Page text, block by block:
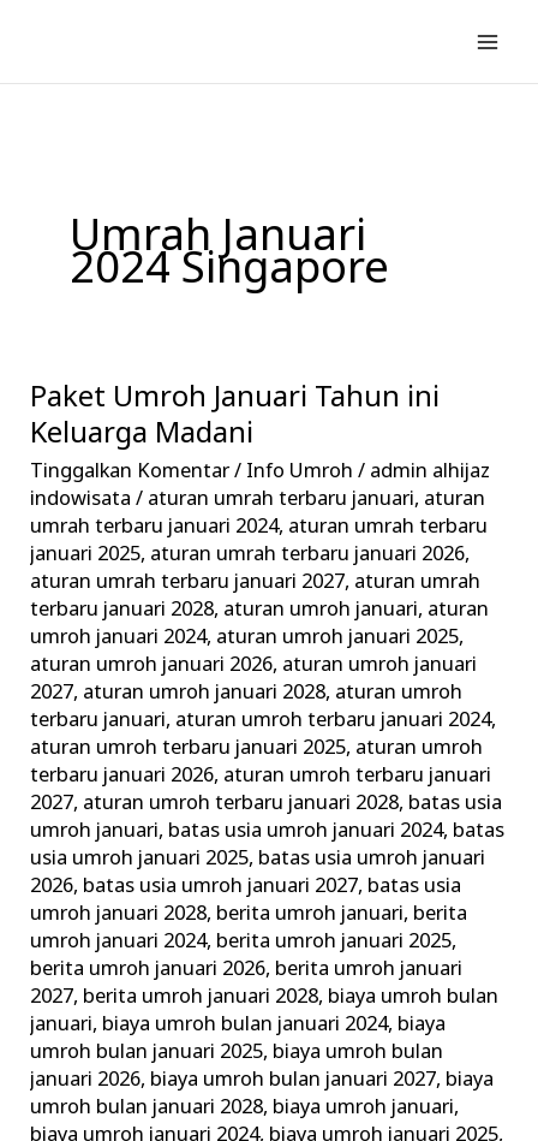
konten
Umrah Januari
2024 Singapore
Paket Umroh Januari Tahun ini
Keluarga Madani
Tinggalkan Komentar/ Info Umroh / admin alhijaz
indowisata/ aturan umrah terbaru januari, aturan
umrah terbaru januari 2024, aturan umrah terbaru
januari 2025, aturan umrah terbaru januari 2026,
aturan umrah terbaru januari 2027, aturan umrah
terbaru januari 2028, aturan umroh januari, aturan
umroh januari 2024, aturan umroh januari 2025,
aturan umroh januari 2026, aturan umroh januari
2027, aturan umroh januari 2028, aturan umroh
terbaru januari, aturan umroh terbaru januari 2024,
aturan umroh terbaru januari 2025, aturan umroh
terbaru januari 2026, aturan umroh terbaru januari
2027, aturan umroh terbaru januari 2028, batas usia
umroh januari, batas usia umroh januari 2024, batas
usia umroh januari 2025, batas usia umroh januari
2026, batas usia umroh januari 2027, batas usia
umroh januari 2028, berita umroh januari, berita
umroh januari 2024, berita umroh januari 2025,
berita umroh januari 2026, berita umroh januari
2027, berita umroh januari 2028, biaya umroh bulan
januari, biaya umroh bulan januari 2024, biaya
umroh bulan januari 2025, biaya umroh bulan
januari 2026, biaya umroh bulan januari 2027, biaya
umroh bulan januari 2028, biaya umroh januari,
Paket
Umroh
Januari
Tahun
ini
Keluarga
Madani